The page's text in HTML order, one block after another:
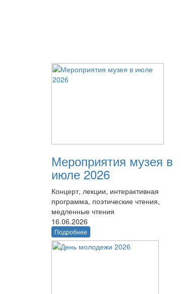
Мероприятия музея в
июле 2026
Концерт, лекции, интерактивная
программа, поэтические чтения,
медленные чтения
16.06.2026
Подробнее